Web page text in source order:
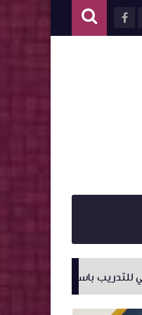
اعتماد (٢٧) مدرب معتمد جديد بدولة ليبيا